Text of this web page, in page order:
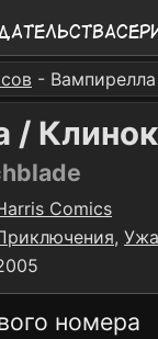
-
/
Comics
,
номера